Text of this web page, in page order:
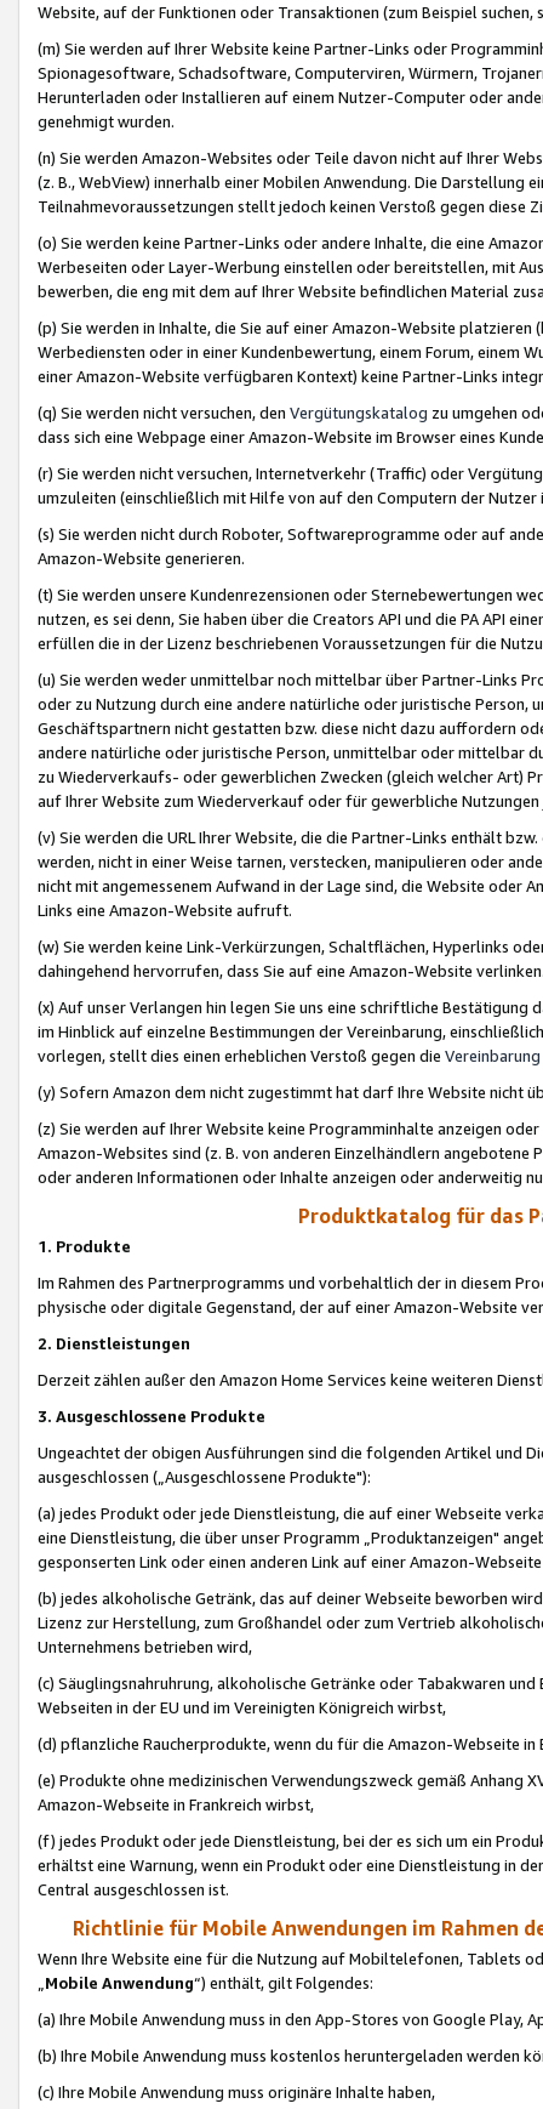
Website, auf der Funktionen oder Transaktionen (zum Beispiel
(m) Sie werden auf Ihrer Website keine Partner-Links oder
Spionagesoftware, Schadsoftware, Computerviren, Würmern,
Herunterladen oder Installieren auf einem Nutzer-Computer oder
genehmigt wurden.
(n) Sie werden Amazon-Websites oder Teile davon nicht auf Ihrer
(z. B., WebView) innerhalb einer Mobilen Anwendung. Die Darstellung
Teilnahmevoraussetzungen stellt jedoch keinen Verstoß gegen diese
(o) Sie werden keine Partner-Links oder andere Inhalte, die eine
Werbeseiten oder Layer-Werbung einstellen oder bereitstellen, mit
bewerben, die eng mit dem auf Ihrer Website befindlichen Material
(p) Sie werden in Inhalte, die Sie auf einer Amazon-Website
Werbediensten oder in einer Kundenbewertung, einem Forum, einem
einer Amazon-Website verfügbaren Kontext) keine Partner-Links
(q) Sie werden nicht versuchen, den Vergütungskatalog zu umgehen
dass sich eine Webpage einer Amazon-Website im Browser eines
(r) Sie werden nicht versuchen, Internetverkehr (Traffic) oder
umzuleiten (einschließlich mit Hilfe von auf den Computern der
(s) Sie werden nicht durch Roboter, Softwareprogramme oder auf
Amazon-Website generieren.
(t) Sie werden unsere Kundenrezensionen oder Sternebewertungen
nutzen, es sei denn, Sie haben über die Creators API und die PA API
erfüllen die in der Lizenz beschriebenen Voraussetzungen für die
(u) Sie werden weder unmittelbar noch mittelbar über Partner-Links
oder zu Nutzung durch eine andere natürliche oder juristische
Geschäftspartnern nicht gestatten bzw. diese nicht dazu auffordern
andere natürliche oder juristische Person, unmittelbar oder mittelbar
zu Wiederverkaufs- oder gewerblichen Zwecken (gleich welcher Art)
auf Ihrer Website zum Wiederverkauf oder für gewerbliche
(v) Sie werden die URL Ihrer Website, die die Partner-Links enthält
werden, nicht in einer Weise tarnen, verstecken, manipulieren oder
nicht mit angemessenem Aufwand in der Lage sind, die Website oder
Links eine Amazon-Website aufruft.
(w) Sie werden keine Link-Verkürzungen, Schaltflächen, Hyperlinks
dahingehend hervorrufen, dass Sie auf eine Amazon-Website
(x) Auf unser Verlangen hin legen Sie uns eine schriftliche
im Hinblick auf einzelne Bestimmungen der Vereinbarung,
vorlegen, stellt dies einen erheblichen Verstoß gegen die Vereinbarung
(y) Sofern Amazon dem nicht zugestimmt hat darf Ihre Website nicht
(z) Sie werden auf Ihrer Website keine Programminhalte anzeigen
Amazon-Websites sind (z. B. von anderen Einzelhändlern
oder anderen Informationen oder Inhalte anzeigen oder anderweitig
Produktkatalog für das
1. Produkte
Im Rahmen des Partnerprogramms und vorbehaltlich der in diesem
physische oder digitale Gegenstand, der auf einer Amazon-Website
2. Dienstleistungen
Derzeit zählen außer den Amazon Home Services keine weiteren
3. Ausgeschlossene Produkte
Ungeachtet der obigen Ausführungen sind die folgenden Artikel und
ausgeschlossen („Ausgeschlossene Produkte"):
(a) jedes Produkt oder jede Dienstleistung, die auf einer Webseite
eine Dienstleistung, die über unser Programm „Produktanzeigen"
gesponserten Link oder einen anderen Link auf einer Amazon-
(b) jedes alkoholische Getränk, das auf deiner Webseite beworben
Lizenz zur Herstellung, zum Großhandel oder zum Vertrieb
Unternehmens betrieben wird,
(c) Säuglingsnahruhrung, alkoholische Getränke oder Tabakwaren
Webseiten in der EU und im Vereinigten Königreich wirbst,
(d) pflanzliche Raucherprodukte, wenn du für die Amazon-Webseite in
(e) Produkte ohne medizinischen Verwendungszweck gemäß Anhang
Amazon-Webseite in Frankreich wirbst,
(f) jedes Produkt oder jede Dienstleistung, bei der es sich um ein
erhältst eine Warnung, wenn ein Produkt oder eine Dienstleistung in
Central ausgeschlossen ist.
Richtlinie für Mobile Anwendungen im Rahmen
Wenn Ihre Website eine für die Nutzung auf Mobiltelefonen, Tablets
„Mobile Anwendung“) enthält, gilt Folgendes:
(a) Ihre Mobile Anwendung muss in den App-Stores von Google Play,
(b) Ihre Mobile Anwendung muss kostenlos heruntergeladen werden
(c) Ihre Mobile Anwendung muss originäre Inhalte haben,